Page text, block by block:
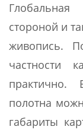
стороной и
живопись.
частности
практично.
полотна
габариты